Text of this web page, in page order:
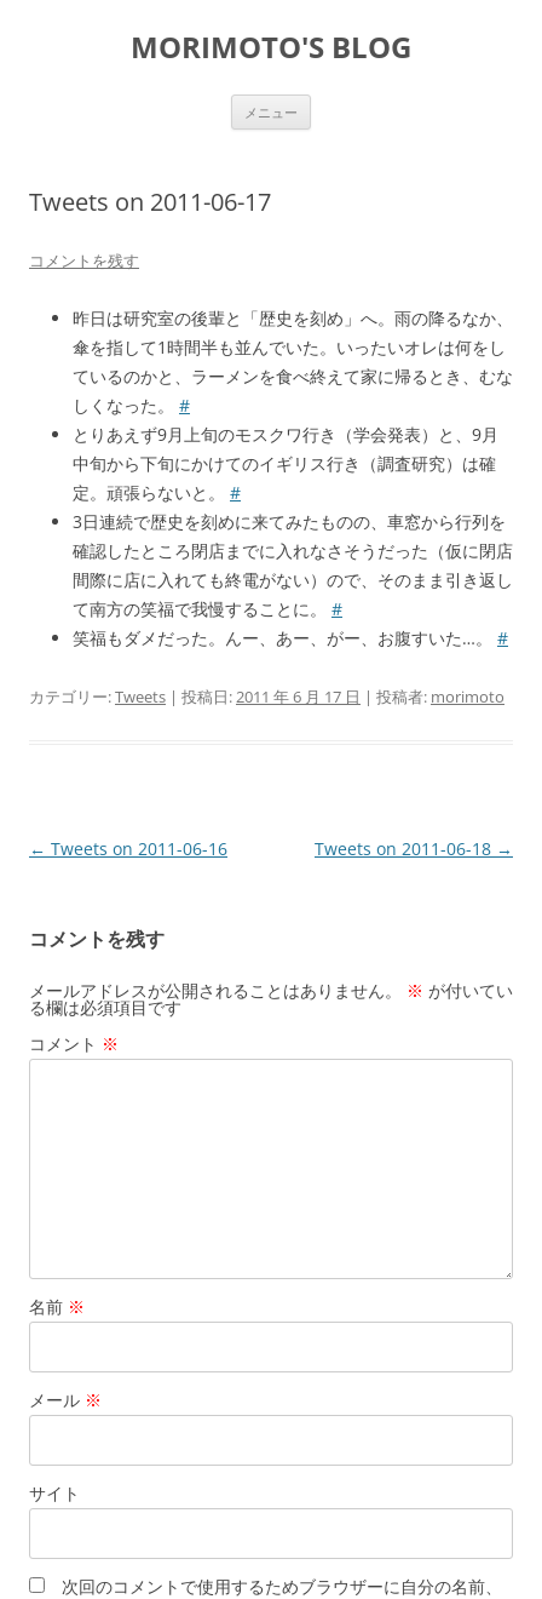
MORIMOTO'S BLOG
メニュー
Tweets on 2011-06-17
コメントを残す
昨日は研究室の後輩と「歴史を刻め」へ。雨の降るなか、
傘を指して1時間半も並んでいた。いったいオレは何をし
ているのかと、ラーメンを食べ終えて家に帰るとき、むな
しくなった。 #
とりあえず9月上旬のモスクワ行き（学会発表）と、9月
中旬から下旬にかけてのイギリス行き（調査研究）は確
定。頑張らないと。 #
3日連続で歴史を刻めに来てみたものの、車窓から行列を
確認したところ閉店までに入れなさそうだった（仮に閉店
間際に店に入れても終電がない）ので、そのまま引き返し
て南方の笑福で我慢することに。 #
笑福もダメだった。んー、あー、がー、お腹すいた…。 #
カテゴリー:Tweets | 投稿日:2011 年 6 月 17 日 | 投稿者: morimoto
投
ビ
ゲ
ー
シ
← Tweets on 2011-06-16 Tweets on 2011-06-18 →
コメントを残す
メールアドレスが公開されることはありません。 ※ が付いてい
る欄は必須項目です
コメント ※
名前 ※
メール ※
サイト
次回のコメントで使用するためブラウザーに自分の名前、